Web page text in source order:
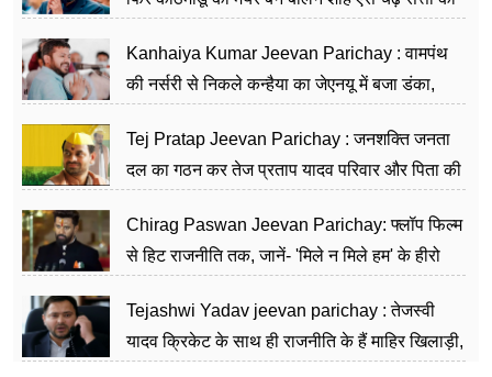
Kanhaiya Kumar Jeevan Parichay : वामपंथ
की नर्सरी से निकले कन्हैया का जेएनयू में बजा डंका,
Tej Pratap Jeevan Parichay : जनशक्ति जनता
दल का गठन कर तेज प्रताप यादव परिवार और पिता की
Chirag Paswan Jeevan Parichay: फ्लॉप फिल्म
से हिट राजनीति तक, जानें- 'मिले न मिले हम' के हीरो
Tejashwi Yadav jeevan parichay : तेजस्वी
यादव क्रिकेट के साथ ही राजनीति के हैं माहिर खिलाड़ी,